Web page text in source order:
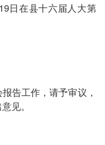
在县十六届人大第
告工作，请予审议，
见。